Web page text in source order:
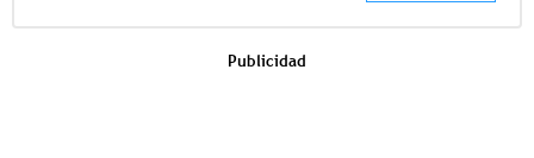
Publicidad